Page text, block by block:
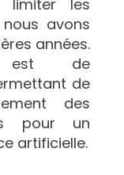
limiter les
avons
années.
est de
de
des
pour un
artificielle.